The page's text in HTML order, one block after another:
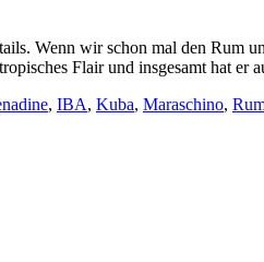
Wenn wir schon mal den Rum
Flair und insgesamt hat
, IBA, Kuba, Maraschino,